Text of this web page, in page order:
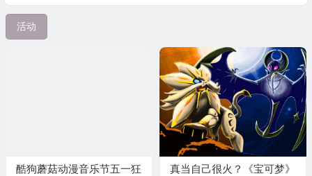
活动
酷狗蘑菇动漫音乐节五一狂
真当自己很火？《宝可梦》